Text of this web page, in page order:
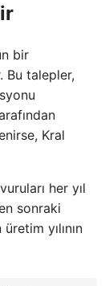
bir
Bu talepler,
Kral
her yıl
sonraki
yılının